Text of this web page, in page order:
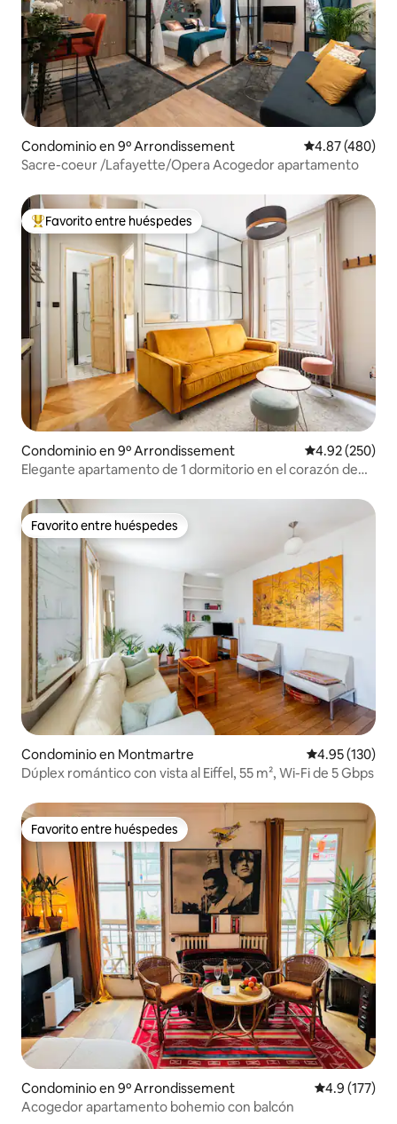
Condominio en 9º Arrondissement Calificación
4.87 (480)
Sacre-coeur /Lafayette/Opera Acogedor apartamento
De los mejores en Favorito entre huéspedes
Favorito entre huéspedes
Condominio en 9º Arrondissement Calificación
4.92 (250)
Elegante apartamento de 1 dormitorio en el corazón de
Favorito entre huéspedes
Favorito entre huéspedes
Condominio en Montmartre Calificación
4.95 (130)
Dúplex romántico con vista al Eiffel, 55 m², Wi-Fi de 5 Gbps
Favorito entre huéspedes
Favorito entre huéspedes
Condominio en 9º Arrondissement Calificación
4.9 (177)
Acogedor apartamento bohemio con balcón